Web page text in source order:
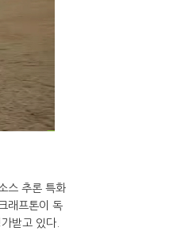
스 추론 특화
래프톤이 독
받고 있다.